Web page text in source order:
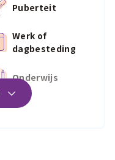
Puberteit
Werk of
dagbesteding
Onderwijs
Wonen